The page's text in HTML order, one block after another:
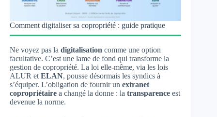
Comment digitaliser sa copropriété : guide pratique
Ne voyez pas la digitalisation comme une option
facultative. C’est une lame de fond qui transforme la
gestion de copropriété. La loi elle-même, via les lois
ALUR et ELAN, pousse désormais les syndics à
s’équiper. L’obligation de fournir un extranet
copropriétaire a changé la donne : la transparence est
devenue la norme.